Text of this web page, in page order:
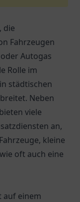
die
Fahrzeugen
Autogas
Rolle im
städtischen
Neben
viele
an,
kleine
oft auch eine
auf einem